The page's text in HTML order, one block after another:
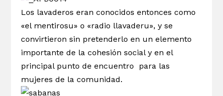
Los lavaderos eran conocidos entonces como
«el mentirosu» o «radio llavaderu», y se
convirtieron sin pretenderlo en un elemento
importante de la cohesión social y en el
principal punto de encuentro para las
mujeres de la comunidad.